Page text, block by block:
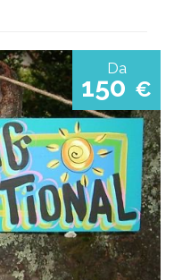
Da
150 €